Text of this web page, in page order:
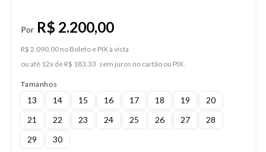
R$ 2.200,00
R$ 2.090,00 no Boleto e PIX
ou
12x de R$ 183,33
Tamanhos
13 14 15 16 17 18 19
20
21
22 23 24 25 26 27
28
29
30